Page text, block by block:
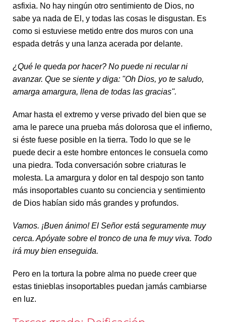
asfixia. No hay ningún otro sentimiento de Dios, no
sabe ya nada de El, y todas las cosas le disgustan. Es
como si estuviese metido entre dos muros con una
espada detrás y una lanza acerada por delante.
¿Qué le queda por hacer? No puede ni recular ni
avanzar. Que se siente y diga: "Oh Dios, yo te saludo,
amarga amargura, llena de todas las gracias".
Amar hasta el extremo y verse privado del bien que se
ama le parece una prueba más dolorosa que el infierno,
si éste fuese posible en la tierra. Todo lo que se le
puede decir a este hombre entonces le consuela como
una piedra. Toda conversación sobre criaturas le
molesta. La amargura y dolor en tal despojo son tanto
más insoportables cuanto su conciencia y sentimiento
de Dios habían sido más grandes y profundos.
Vamos. ¡Buen ánimo! El Señor está seguramente muy
cerca. Apóyate sobre el tronco de una fe muy viva. Todo
irá muy bien enseguida.
Pero en la tortura la pobre alma no puede creer que
estas tinieblas insoportables puedan jamás cambiarse
en luz.